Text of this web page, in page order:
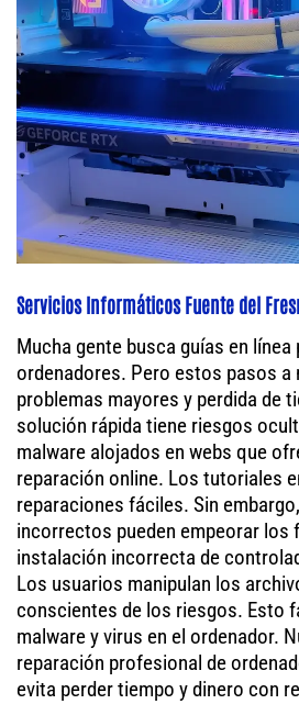
Servicios Informáticos Fuente del
Mucha gente busca guías en línea
ordenadores. Pero estos pasos a
problemas mayores y perdida de
solución rápida tiene riesgos
malware alojados en webs que
reparación online. Los tutoriales
reparaciones fáciles. Sin
incorrectos pueden empeorar los
instalación incorrecta de
Los usuarios manipulan los
conscientes de los riesgos. Esto
malware y virus en el ordenador.
reparación profesional de
evita perder tiempo y dinero con